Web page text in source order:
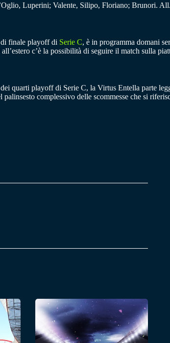
Luperini; Valente, Silipo, Floriano; Brunori.
di finale playoff di Serie C, è in programma domani
c’è la possibilità di seguire il match sulla
dei quarti playoff di Serie C, la Virtus Entella parte
complessivo delle scommesse che si